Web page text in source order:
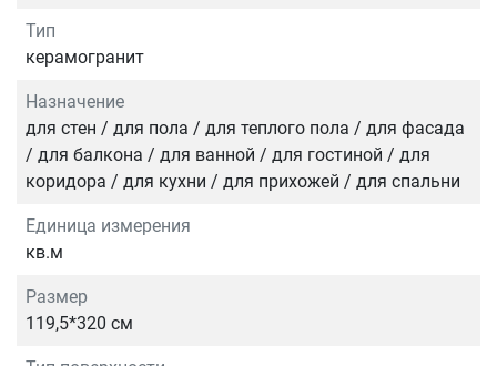
Тип
керамогранит
Назначение
для стен / для пола / для теплого пола / для фасада
/ для балкона / для ванной / для гостиной / для
коридора / для кухни / для прихожей / для спальни
Единица измерения
кв.м
Размер
119,5*320 см